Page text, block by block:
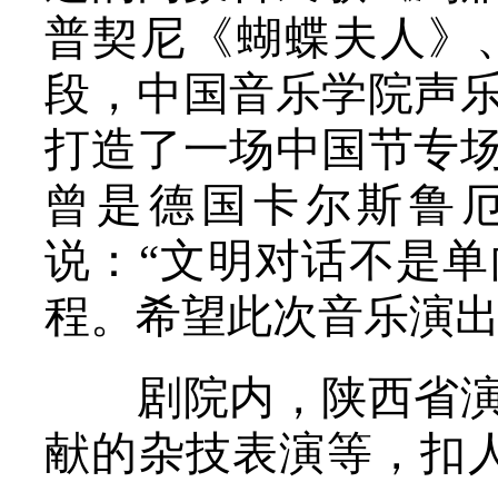
普契尼《蝴蝶夫人》
段，中国音乐学院声
打造了一场中国节专
曾是德国卡尔斯鲁
说：“文明对话不是
程。希望此次音乐演
剧院内，陕西省演
献的杂技表演等，扣